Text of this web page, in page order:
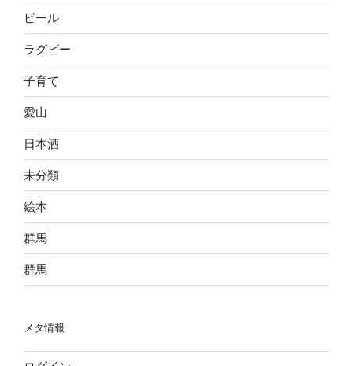
ビール
ラグビー
子育て
愛山
日本酒
未分類
絵本
群馬
群馬
メタ情報